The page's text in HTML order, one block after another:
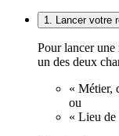
1. Lancer votre
Pour lancer une
un des deux
« Métier,
ou
« Lieu de